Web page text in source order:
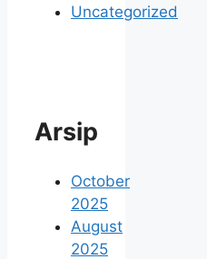
Uncategorized
Arsip
October
2025
August
2025